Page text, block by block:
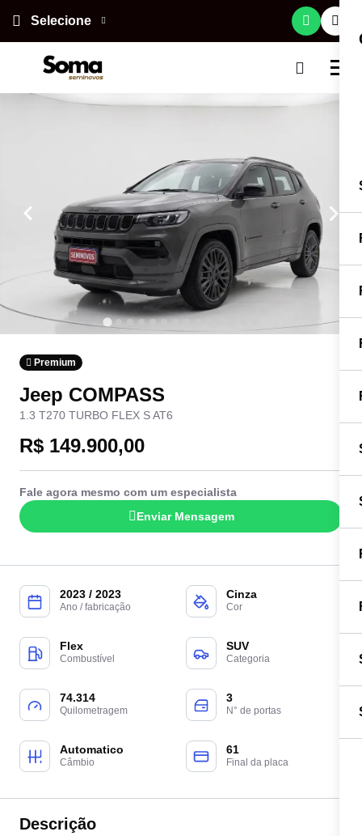
Selecione
2023 / 2023
Ano / fabricação
Cinza
Cor
Flex
Combustível
SUV
Categoria
74.314
Quilometragem
3
N° de portas
Automatico
Câmbio
61
Final da placa
Descrição
Premium
Jeep COMPASS
1.3 T270 TURBO FLEX S AT6
R$ 149.900,00
Fale agora mesmo com um especialista
Enviar Mensagem